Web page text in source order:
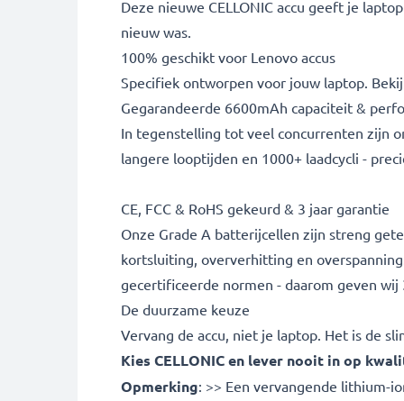
Deze nieuwe CELLONIC accu geeft je
nieuw was.
100% geschikt voor Lenovo accus
Specifiek ontworpen voor jouw laptop.
Gegarandeerde 6600mAh capaciteit &
In tegenstelling tot veel concurrenten zijn
langere looptijden en 1000+ laadcycli -
CE, FCC & RoHS gekeurd & 3 jaar garantie
Onze Grade A batterijcellen zijn streng
kortsluiting, oververhitting en
gecertificeerde normen - daarom geven wij
De duurzame keuze
Vervang de accu, niet je laptop. Het is de
Kies CELLONIC en lever nooit in op
Opmerking: >> Een vervangende lithium-